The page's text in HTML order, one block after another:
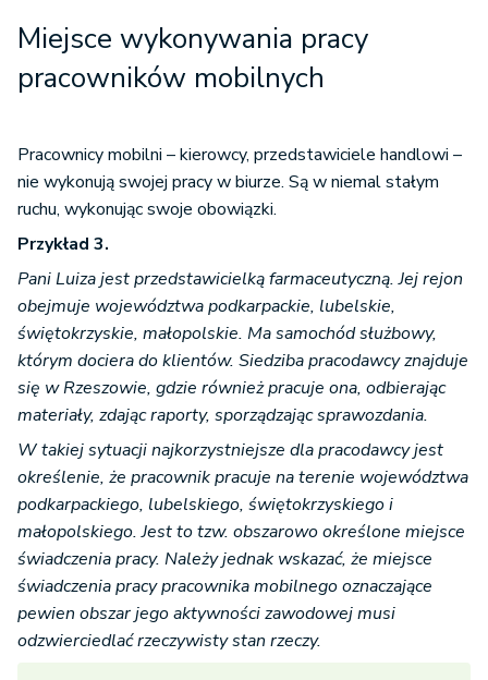
Miejsce wykonywania pracy
pracowników mobilnych
Pracownicy mobilni – kierowcy, przedstawiciele handlowi –
nie wykonują swojej pracy w biurze. Są w niemal stałym
ruchu, wykonując swoje obowiązki.
Przykład 3.
Pani Luiza jest przedstawicielką farmaceutyczną. Jej rejon
obejmuje województwa podkarpackie, lubelskie,
świętokrzyskie, małopolskie. Ma samochód służbowy,
którym dociera do klientów. Siedziba pracodawcy znajduje
się w Rzeszowie, gdzie również pracuje ona, odbierając
materiały, zdając raporty, sporządzając sprawozdania.
W takiej sytuacji najkorzystniejsze dla pracodawcy jest
określenie, że pracownik pracuje na terenie województwa
podkarpackiego, lubelskiego, świętokrzyskiego i
małopolskiego. Jest to tzw. obszarowo określone miejsce
świadczenia pracy. Należy jednak wskazać, że miejsce
świadczenia pracy pracownika mobilnego oznaczające
pewien obszar jego aktywności zawodowej musi
odzwierciedlać rzeczywisty stan rzeczy.